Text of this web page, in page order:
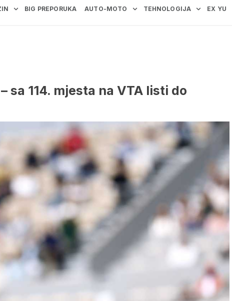
BIG PREPORUKA AUTO-MOTO TEHNOLOGIJA EX YU
114. mjesta na VTA listi do